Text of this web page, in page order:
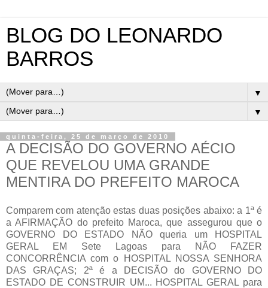
BLOG DO LEONARDO
BARROS
▼
▼
quinta-feira, 25 de março de 2010
A DECISÃO DO GOVERNO AÉCIO
QUE REVELOU UMA GRANDE
MENTIRA DO PREFEITO MAROCA
Comparem com atenção estas duas posições abaixo: a 1ª é
a AFIRMAÇÃO do prefeito Maroca, que assegurou que o
GOVERNO DO ESTADO NÃO queria um HOSPITAL
GERAL EM Sete Lagoas para NÃO FAZER
CONCORRÊNCIA com o HOSPITAL NOSSA SENHORA
DAS GRAÇAS; 2ª é a DECISÃO do GOVERNO DO
ESTADO DE CONSTRUIR UM... HOSPITAL GERAL para